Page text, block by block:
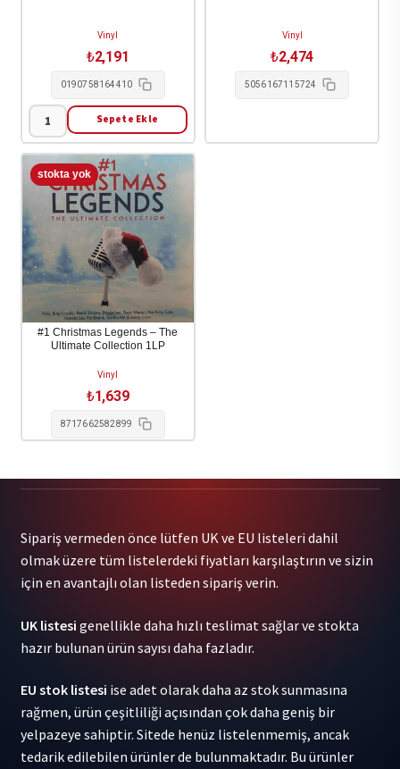
Vinyl
₺2,191
0190758164410
77
-
Bright
Gloom
2LP
adet
Sepete Ekle
Vinyl
₺2,474
5056167115724
#1 Christmas Legends – The
Ultimate Collection 1LP
Vinyl
₺1,639
8717662582899
Sipariş vermeden önce lütfen UK ve EU listeleri dahil
olmak üzere tüm listelerdeki fiyatları karşılaştırın ve sizin
için en avantajlı olan listeden sipariş verin.
UK listesi genellikle daha hızlı teslimat sağlar ve stokta
hazır bulunan ürün sayısı daha fazladır.
EU stok listesi ise adet olarak daha az stok sunmasına
rağmen, ürün çeşitliliği açısından çok daha geniş bir
yelpazeye sahiptir. Sitede henüz listelenmemiş, ancak
tedarik edilebilen ürünler de bulunmaktadır. Bu ürünler